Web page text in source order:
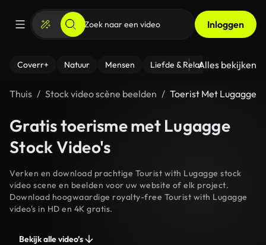
Inloggen
Coverr+ Natuur Mensen Liefde & Relaties - Fitness
Alles bekijken
Thuis Stock video scène beelden Toerist Met Lugagge
Gratis toerisme met Lugagge
Stock Video's
Verken en download prachtige Tourist with Lugagge stock
video scene en beelden voor uw website of elk project.
Download hoogwaardige royalty-free Tourist with Lugagge
video's in HD en 4K gratis.
Bekijk alle video’s